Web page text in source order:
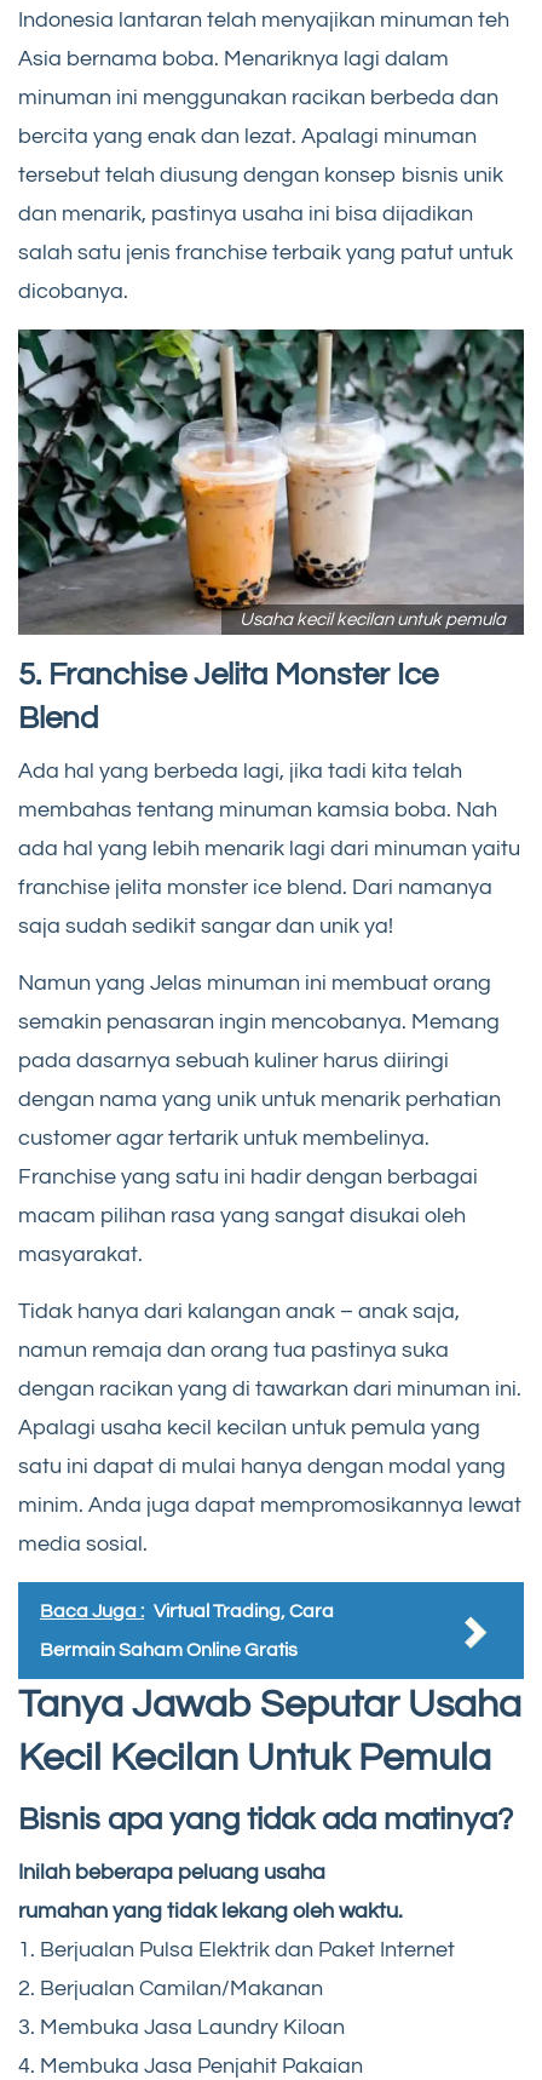
Indonesia lantaran telah menyajikan minuman teh
Asia bernama boba. Menariknya lagi dalam
minuman ini menggunakan racikan berbeda dan
bercita yang enak dan lezat. Apalagi minuman
tersebut telah diusung dengan konsep bisnis unik
dan menarik, pastinya usaha ini bisa dijadikan
salah satu jenis franchise terbaik yang patut untuk
dicobanya.
Usaha kecil kecilan untuk pemula
5. Franchise Jelita Monster Ice
Blend
Ada hal yang berbeda lagi, jika tadi kita telah
membahas tentang minuman kamsia boba. Nah
ada hal yang lebih menarik lagi dari minuman yaitu
franchise jelita monster ice blend. Dari namanya
saja sudah sedikit sangar dan unik ya!
Namun yang Jelas minuman ini membuat orang
semakin penasaran ingin mencobanya. Memang
pada dasarnya sebuah kuliner harus diiringi
dengan nama yang unik untuk menarik perhatian
customer agar tertarik untuk membelinya.
Franchise yang satu ini hadir dengan berbagai
macam pilihan rasa yang sangat disukai oleh
masyarakat.
Tidak hanya dari kalangan anak – anak saja,
namun remaja dan orang tua pastinya suka
dengan racikan yang di tawarkan dari minuman ini.
Apalagi usaha kecil kecilan untuk pemula yang
satu ini dapat di mulai hanya dengan modal yang
minim. Anda juga dapat mempromosikannya lewat
media sosial.
Baca Juga : Virtual Trading, Cara
Bermain Saham Online Gratis
Tanya Jawab Seputar Usaha
Kecil Kecilan Untuk Pemula
Bisnis apa yang tidak ada matinya?
Inilah beberapa peluang usaha
rumahan yang tidak lekang oleh waktu.
1. Berjualan Pulsa Elektrik dan Paket Internet
2. Berjualan Camilan/Makanan
3. Membuka Jasa Laundry Kiloan
4. Membuka Jasa Penjahit Pakaian